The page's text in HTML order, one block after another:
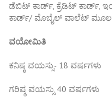
ಡೆಬಿಟ್ ಕಾರ್ಡ್, ಕ್ರೆಡಿಟ್ ಕಾರ್ಡ್,
ಕಾರ್ಡ್/ ಮೊಬೈಲ್ ವಾಲೆಟ್
ವಯೋಮಿತಿ
ಕನಿಷ್ಠ ವಯಸ್ಸು- 18 ವರ್ಷಗಳು
ಗರಿಷ್ಠ ವಯಸ್ಸು 40 ವರ್ಷಗಳು